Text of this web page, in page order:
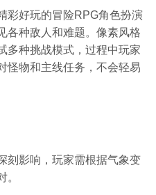
彩好玩的冒险RPG角色扮演
各种敌人和难题。像素风格
多种挑战模式，过程中玩家
怪物和主线任务，不会轻易
刻影响，玩家需根据气象变
。